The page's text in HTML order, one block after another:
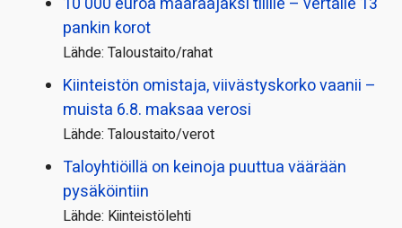
pankin korot
Lähde: Taloustaito/rahat
Kiinteistön omistaja, viivästyskorko vaanii –
muista 6.8. maksaa verosi
Lähde: Taloustaito/verot
Taloyhtiöillä on keinoja puuttua väärään
pysäköintiin
Lähde: Kiinteistölehti